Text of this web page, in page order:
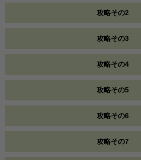
攻略その2
攻略その3
攻略その4
攻略その5
攻略その6
攻略その7